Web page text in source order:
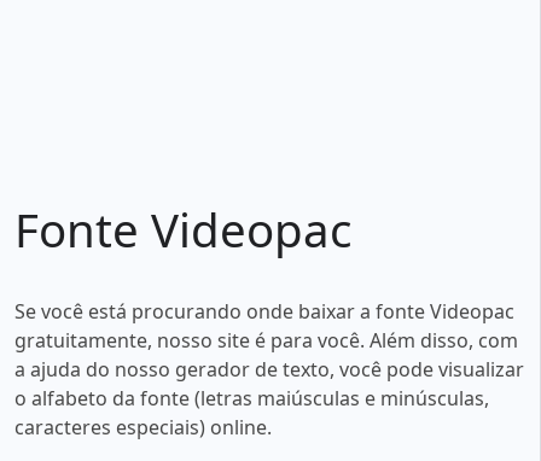
Fonte Videopac
Se você está procurando onde baixar a fonte Videopac
gratuitamente, nosso site é para você. Além disso, com
a ajuda do nosso gerador de texto, você pode visualizar
o alfabeto da fonte (letras maiúsculas e minúsculas,
caracteres especiais) online.